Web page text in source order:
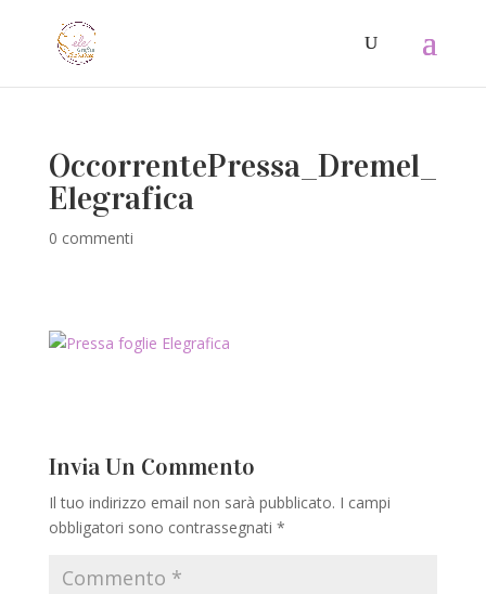
OccorrentePressa_Dremel_
Elegrafica
0 commenti
Invia Un Commento
Il tuo indirizzo email non sarà pubblicato. I campi
obbligatori sono contrassegnati *